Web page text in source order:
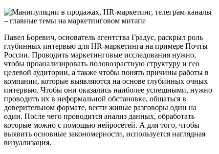
Павел Боревич, основатель агентства Градус, раскрыл роль
глубинных интервью для HR-маркетинга на примере Почты
России. Проводить маркетинговые исследования нужно,
чтобы проанализировать половозрастную структуру и гео
целевой аудитории, а также чтобы понять причины работы в
компании, которые выявляются на основе глубинных очных
интервью. Чтобы они оказались наиболее успешными, нужно
проводить их в неформальной обстановке, общаться в
доверительном формате, вести живые разговоры один на
один. После чего проводится анализ данных, обработать
которые можно с помощью нейросетей. А для того, чтобы
выявить основные закономерности, используется наглядная
визуализация.